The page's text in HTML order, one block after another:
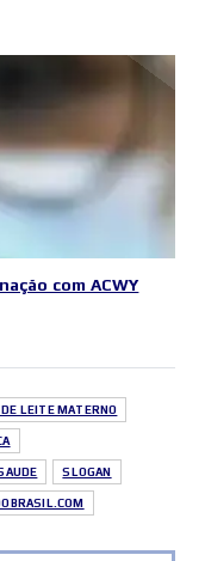
com ACWY
DE LEITE MATERNO
SLOGAN